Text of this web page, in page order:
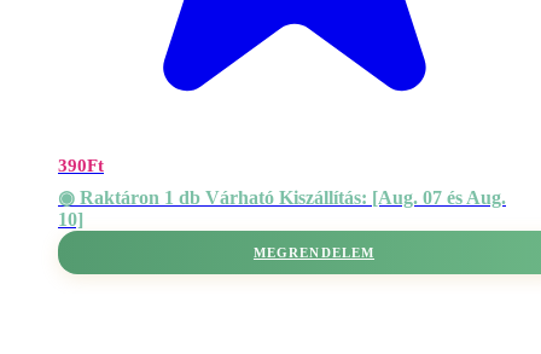
390Ft
◉ Raktáron 1 db Várható Kiszállítás: [Aug. 07 és Aug.
10]
MEGRENDELEM